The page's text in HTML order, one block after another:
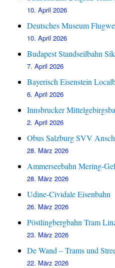
10. April 2026
Deutsches Museum
10. April 2026
Budapest Standseilbahn
7. April 2026
Bayerisch Eisenstein
6. April 2026
Innsbrucker
2. April 2026
Obus Salzburg SVV
28. März 2026
Ammerseebahn Mering-
28. März 2026
Udine-Cividale Eisenbahn
26. März 2026
Pöstlingbergbahn Tram
23. März 2026
De Wand – Trams und
22. März 2026